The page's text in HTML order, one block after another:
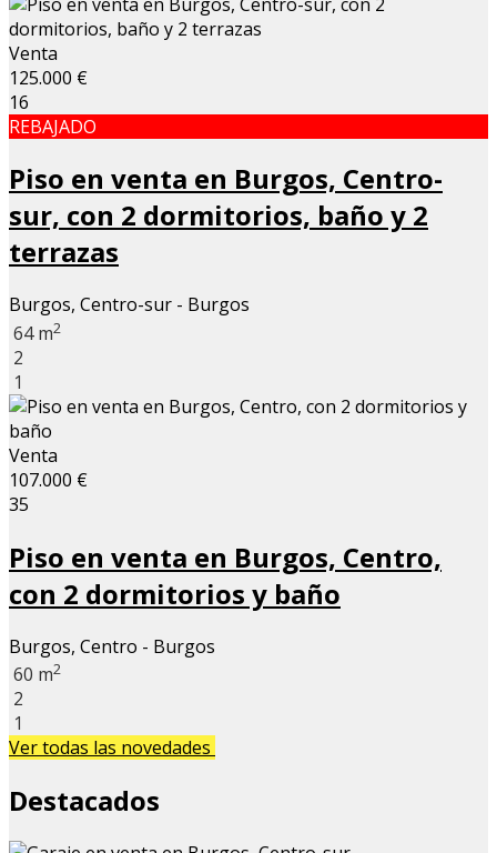
Venta
125.000 €
16
REBAJADO
Piso en venta en Burgos, Centro-
sur, con 2 dormitorios, baño y 2
terrazas
Burgos, Centro-sur - Burgos
64 m2
2
1
Venta
107.000 €
35
Piso en venta en Burgos, Centro,
con 2 dormitorios y baño
Burgos, Centro - Burgos
60 m2
2
1
Ver todas las novedades
Destacados